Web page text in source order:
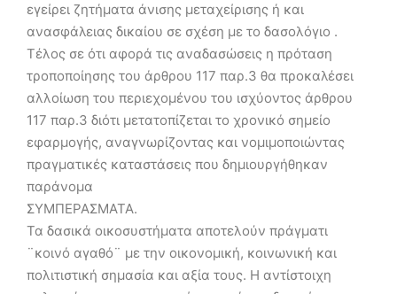
εγείρει ζητήματα άνισης μεταχείρισης ή και
ανασφάλειας δικαίου σε σχέση με το δασολόγιο .
Τέλος σε ότι αφορά τις αναδασώσεις η πρόταση
τροποποίησης του άρθρου 117 παρ.3 θα προκαλέσει
αλλοίωση του περιεχομένου του ισχύοντος άρθρου
117 παρ.3 διότι μετατοπίζεται το χρονικό σημείο
εφαρμογής, αναγνωρίζοντας και νομιμοποιώντας
πραγματικές καταστάσεις που δημιουργήθηκαν
παράνομα
ΣΥΜΠΕΡΑΣΜΑΤΑ.
Τα δασικά οικοσυστήματα αποτελούν πράγματι
¨κοινό αγαθό¨ με την οικονομική, κοινωνική και
πολιτιστική σημασία και αξία τους. Η αντίστοιχη